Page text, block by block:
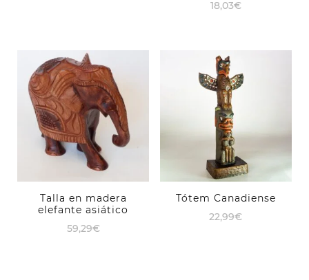
18,03€
Talla en madera
elefante asiático
59,29€
Tótem Canadiense
22,99€